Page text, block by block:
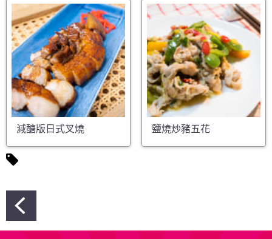
減醣版日式叉燒 鹽燒炒豬五花
文
章